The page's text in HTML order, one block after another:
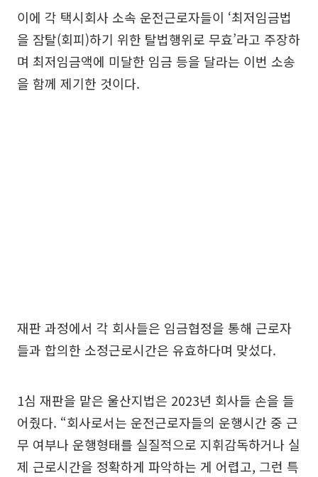
이에 각 택시회사 소속 운전근로자들이 ‘최저임금법
을 잠탈(회피)하기 위한 탈법행위로 무효’라고 주장하
며 최저임금액에 미달한 임금 등을 달라는 이번 소송
을 함께 제기한 것이다.
재판 과정에서 각 회사들은 임금협정을 통해 근로자
들과 합의한 소정근로시간은 유효하다며 맞섰다.
1심 재판을 맡은 울산지법은 2023년 회사들 손을 들
어줬다. “회사로서는 운전근로자들의 운행시간 중 근
무 여부나 운행형태를 실질적으로 지휘감독하거나 실
제 근로시간을 정확하게 파악하는 게 어렵고, 그런 특